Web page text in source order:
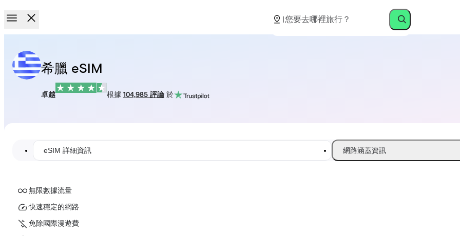
希臘 eSIM
卓越 根據 104,985 評論 於
eSIM 詳細資訊 網路涵蓋資訊
無限數據流量
快速穩定的網路
免除國際漫遊費